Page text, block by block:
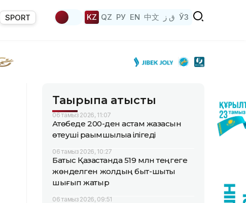
SPORT KZ QZ РУ EN 中文 ق ز ЎЗ
Тақырыпқа қатысты
06 тамыз 2026, 11:07
Ақтөбеде 200-ден астам жазасын
өтеуші рақымшылыққа ілігеді
06 тамыз 2026, 10:27
Батыс Қазақстанда 519 млн теңгеге
жөнделген жолдың быт-шыты
шығып жатыр
06 тамыз 2026, 09:51